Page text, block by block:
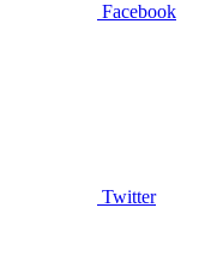
Facebook
Twitter